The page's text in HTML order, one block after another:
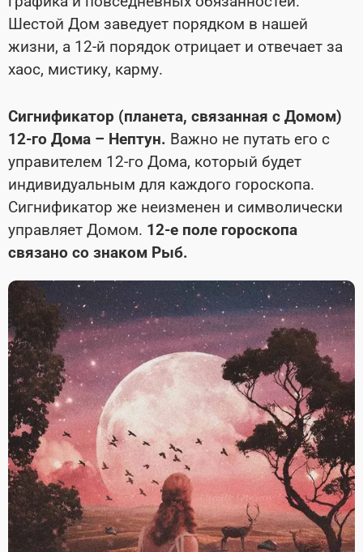
Шестой Дом заведует порядком в нашей
жизни, а 12-й порядок отрицает и отвечает за
хаос, мистику, карму.
Сигнификатор (планета, связанная с Домом)
12-го Дома – Нептун. Важно не путать его с
управителем 12-го Дома, который будет
индивидуальным для каждого гороскопа.
Сигнификатор же неизменен и символически
управляет Домом. 12-е поле гороскопа
связано со знаком Рыб.